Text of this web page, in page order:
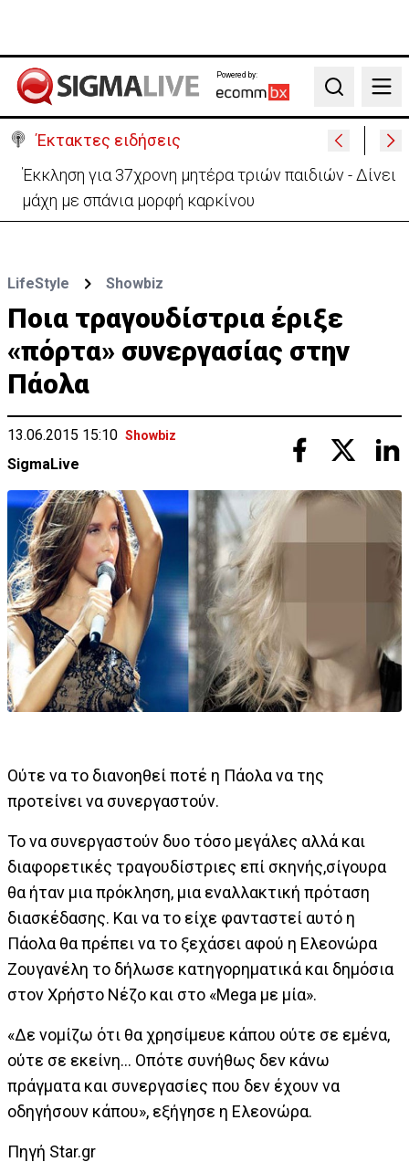
Powered by:
Search
Έκτακτες ειδήσεις
Γερμανία: Συγκρούστηκαν δύο τραμ - Τουλάχιστον
25 τραυματίες, οι 7 σοβαρά
LifeStyle Showbiz
Ποια τραγουδίστρια έριξε
«πόρτα» συνεργασίας στην
Πάολα
13.06.2015 15:10 Showbiz
SigmaLive
Ούτε να το διανοηθεί ποτέ η Πάολα να της
προτείνει να συνεργαστούν.
Το να συνεργαστούν δυο τόσο μεγάλες αλλά και
διαφορετικές τραγουδίστριες επί σκηνής,σίγουρα
θα ήταν μια πρόκληση, μια εναλλακτική πρόταση
διασκέδασης. Και να το είχε φανταστεί αυτό η
Πάολα θα πρέπει να το ξεχάσει αφού η Ελεονώρα
Ζουγανέλη το δήλωσε κατηγορηματικά και δημόσια
στον Χρήστο Νέζο και στο «Mega με μία».
«Δε νομίζω ότι θα χρησίμευε κάπου ούτε σε εμένα,
ούτε σε εκείνη... Οπότε συνήθως δεν κάνω
πράγματα και συνεργασίες που δεν έχουν να
οδηγήσουν κάπου», εξήγησε η Ελεονώρα.
Πηγή Star.gr